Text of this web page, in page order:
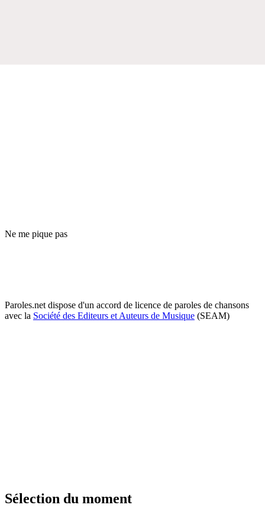
Ne me pique pas
Paroles.net dispose d'un accord de licence de paroles de chansons
avec la Société des Editeurs et Auteurs de Musique (SEAM)
Sélection du moment